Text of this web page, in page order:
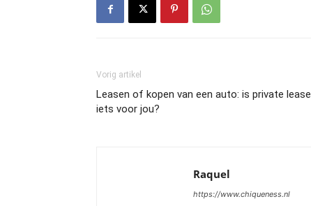
Vorig artikel
Leasen of kopen van een auto: is private lease
iets voor jou?
Raquel
https://www.chiqueness.nl